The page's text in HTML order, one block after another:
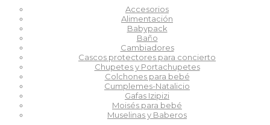
Accesorios
Alimentación
Babypack
Baño
Cambiadores
Cascos protectores para concierto
Chupetes y Portachupetes
Colchones para bebé
Cumplemes-Natalicio
Gafas Izipizi
Moisés para bebé
Muselinas y Baberos